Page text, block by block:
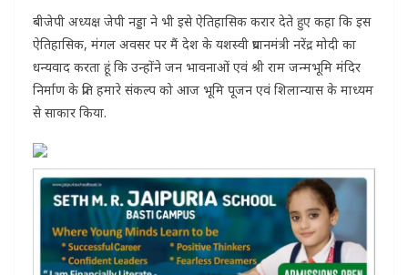
बीजेपी अध्यक्ष जेपी नड्डा ने भी इसे ऐतिहासिक करार देते हुए कहा कि इस
ऐतिहासिक, मंगल अवसर पर मैं देश के यशस्वी प्रधानमंत्री नरेंद्र मोदी का
धन्यवाद करता हूं कि उन्होंने जन भावनाओं एवं श्री राम जन्मभूमि मंदिर
निर्माण के प्रति हमारे संकल्प को आज भूमि पूजन एवं शिलान्यास के माध्यम
से साकार किया.